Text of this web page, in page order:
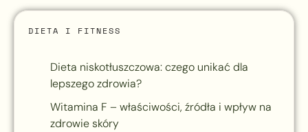
DIETA I FITNESS
Dieta niskotłuszczowa: czego unikać dla
lepszego zdrowia?
Witamina F – właściwości, źródła i wpływ na
zdrowie skóry